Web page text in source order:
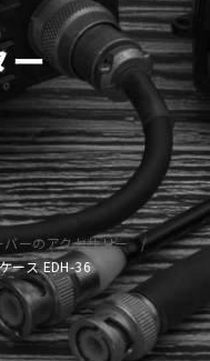
ー
ーのアクセサリー
ース EDH-36